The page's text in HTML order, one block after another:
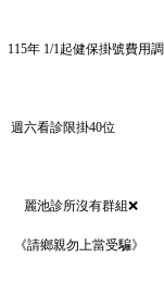
115年 1/1起健保掛號費用
週六看診限掛40位
麗池診所沒有群組❌
《請鄉親勿上當受騙》